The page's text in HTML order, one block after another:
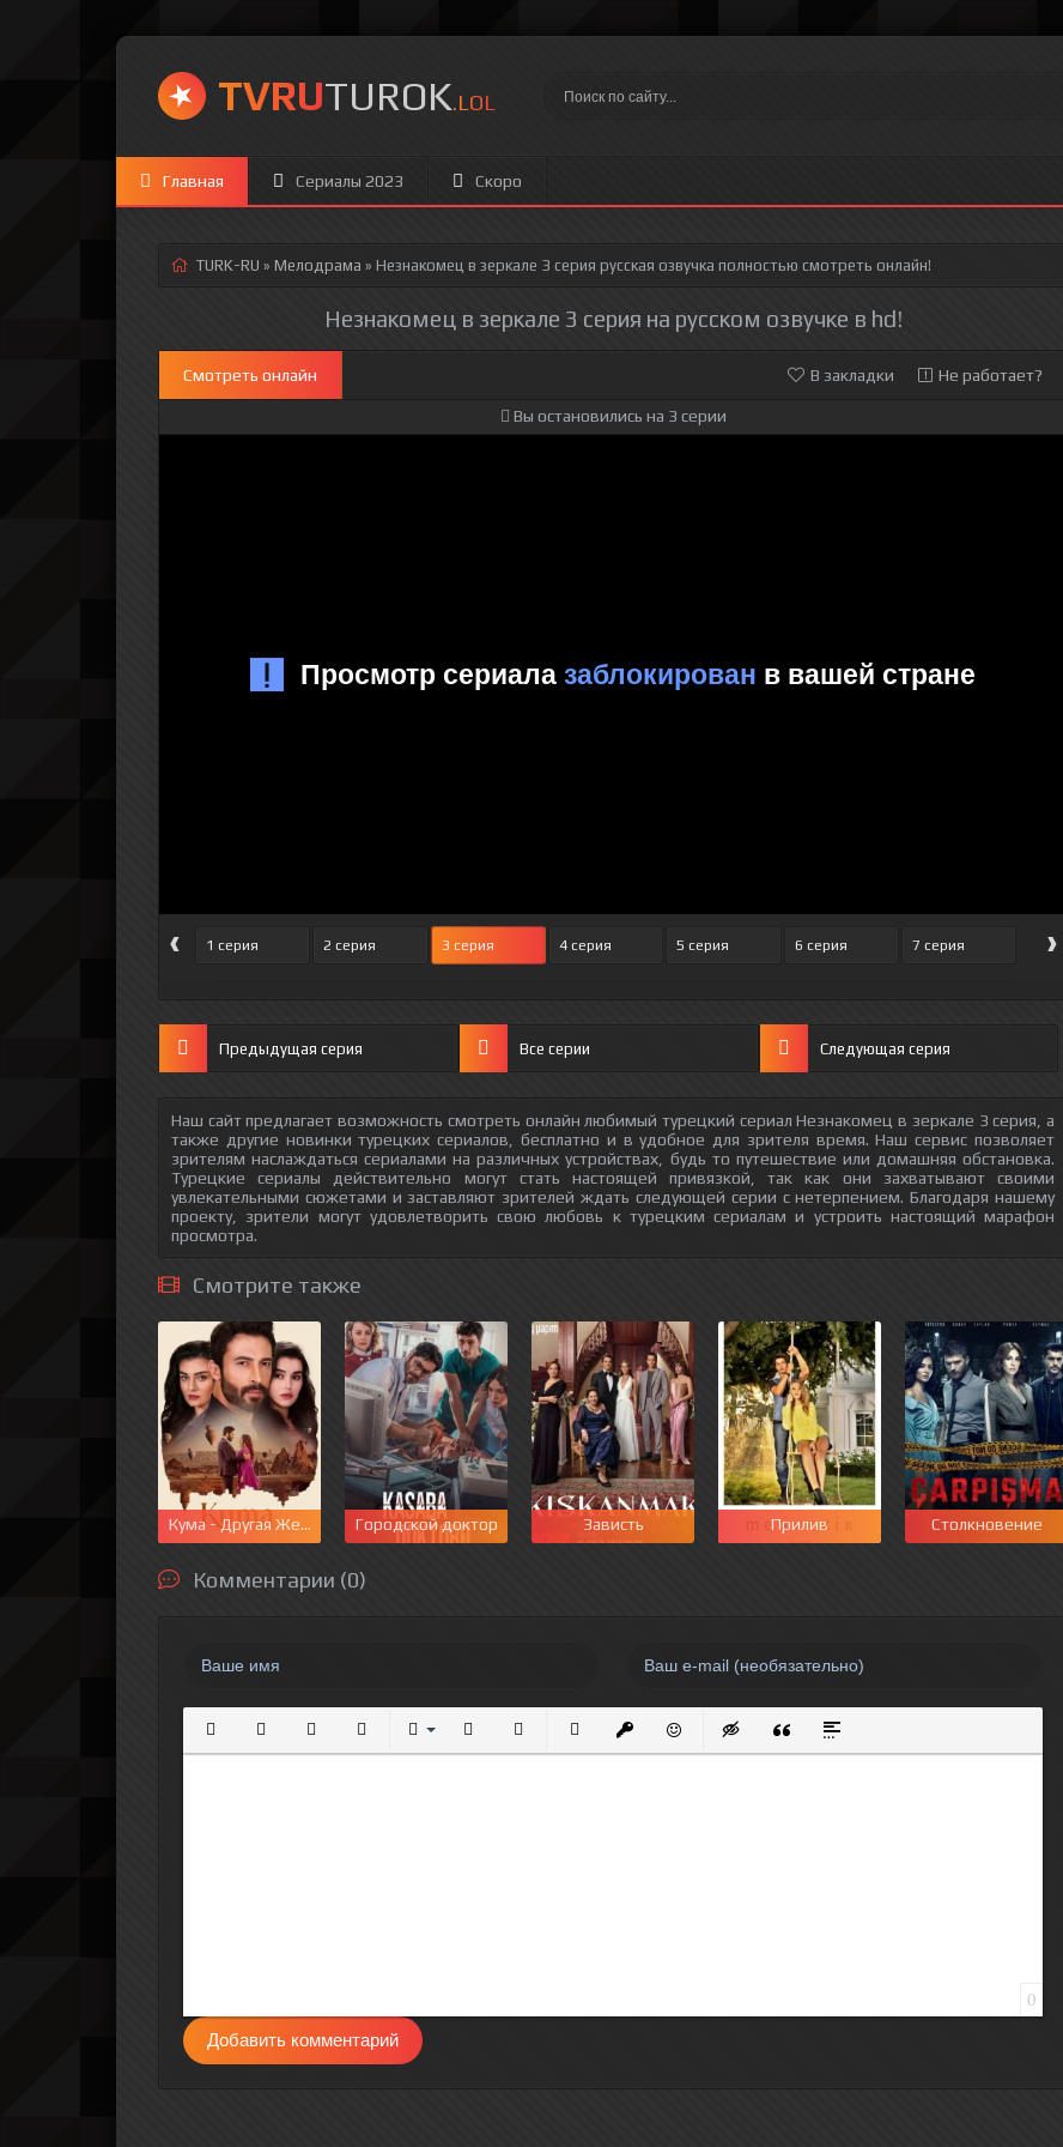
TVRUTUROK.LOL
Главная Сериалы 2023 Скоро
TURK-RU » Мелодрама » Незнакомец в зеркале 3 серия русская озвучка полностью смотреть онлайн!
Незнакомец в зеркале 3 серия на русском озвучке в hd!
Смотреть онлайн В закладки Не работает?
Вы остановились на 3 серии
‹ 1 серия 2 серия 3 серия 4 серия 5 серия 6 серия 7 серия ›
Предыдущая серия Все серии Следующая серия
Наш сайт предлагает возможность смотреть онлайн любимый турецкий сериал Незнакомец в зеркале 3 серия, а
также другие новинки турецких сериалов, бесплатно и в удобное для зрителя время. Наш сервис позволяет
зрителям наслаждаться сериалами на различных устройствах, будь то путешествие или домашняя обстановка.
Турецкие сериалы действительно могут стать настоящей привязкой, так как они захватывают своими
увлекательными сюжетами и заставляют зрителей ждать следующей серии с нетерпением. Благодаря нашему
проекту, зрители могут удовлетворить свою любовь к турецким сериалам и устроить настоящий марафон
просмотра.
Смотрите также
Кума - Другая Жена Городской доктор Зависть Прилив Столкновение
Комментарии (0)
Полужирный
КурсивПодчеркнутый
ЗачеркнутыйВыравнивание
Нумерованный список
Маркированный список
Вставить ссылку
Вставить защищенную ссылку
Вставить смайлик
Вставка скрытого текста
Вставка цитаты
Вставка спойлера
0
Добавить комментарий